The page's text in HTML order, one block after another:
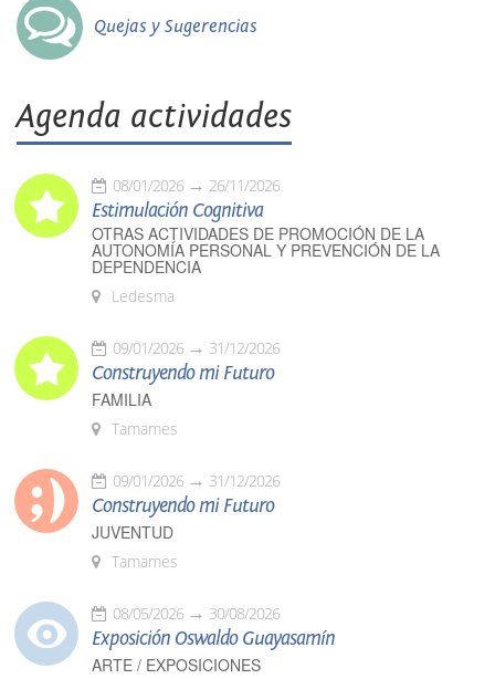
Quejas y Sugerencias
Agenda actividades
08/01/2026 26/11/2026
Estimulación Cognitiva
OTRAS ACTIVIDADES DE PROMOCIÓN DE LA
AUTONOMÍA PERSONAL Y PREVENCIÓN DE LA
DEPENDENCIA
Ledesma
09/01/2026 31/12/2026
Construyendo mi Futuro
FAMILIA
Tamames
09/01/2026 31/12/2026
Construyendo mi Futuro
JUVENTUD
Tamames
08/05/2026 30/08/2026
Exposición Oswaldo Guayasamín
ARTE / EXPOSICIONES